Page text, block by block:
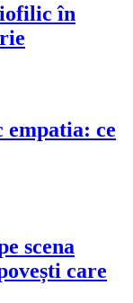
în
ce
scena
care